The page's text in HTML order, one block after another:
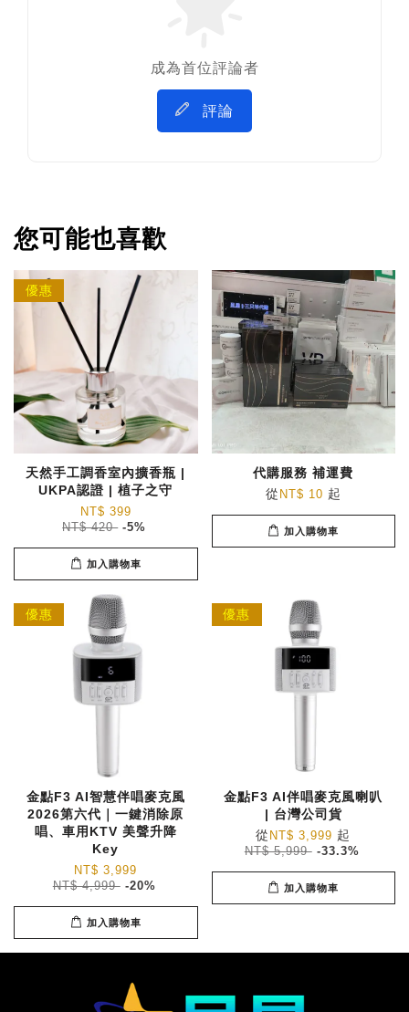
成為首位評論者
評論
您可能也喜歡
優惠
天然手工調香室內擴香瓶 |
UKPA認證 | 植子之守
NT$ 399
NT$ 420 -5%
加入購物車
代購服務 補運費
從 NT$ 10 起
加入購物車
優惠
金點F3 AI智慧伴唱麥克風
2026第六代｜一鍵消除原
唱、車用KTV 美聲升降
Key
NT$ 3,999
NT$ 4,999 -20%
加入購物車
優惠
金點F3 AI伴唱麥克風喇叭
| 台灣公司貨
從 NT$ 3,999 起
NT$ 5,999 -33.3%
加入購物車